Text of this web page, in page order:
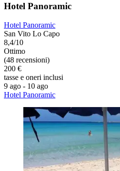
Hotel Panoramic
Hotel Panoramic
San Vito Lo Capo
8,4/10
Ottimo
(48 recensioni)
200 €
tasse e oneri inclusi
9 ago - 10 ago
Hotel Panoramic